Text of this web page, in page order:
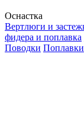
Оснастка
Вертлюги и
фидера и поплавка
Поводки Поплавки